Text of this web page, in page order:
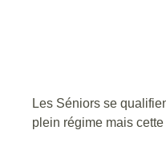
Les Séniors se
plein régime mais